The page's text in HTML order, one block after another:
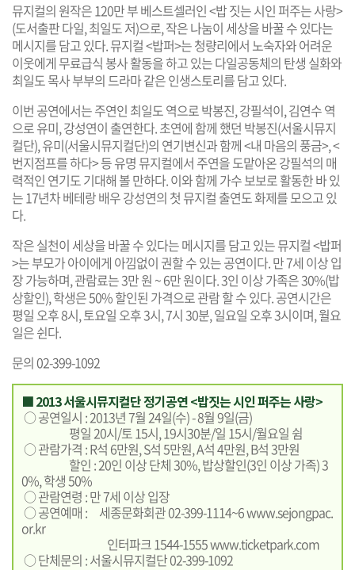
뮤지컬의 원작은 120만 부 베스트셀러인 <밥 짓는 시인 퍼주는 사랑>
(도서출판 다일, 최일도 저)으로, 작은 나눔이 세상을 바꿀 수 있다는
메시지를 담고 있다. 뮤지컬 <밥퍼>는 청량리에서 노숙자와 어려운
이웃에게 무료급식 봉사 활동을 하고 있는 다일공동체의 탄생 실화와
최일도 목사 부부의 드라마 같은 인생스토리를 담고 있다.
이번 공연에서는 주연인 최일도 역으로 박봉진, 강필석이, 김연수 역
으로 유미, 강성연이 출연한다. 초연에 함께 했던 박봉진(서울시뮤지
컬단), 유미(서울시뮤지컬단)의 연기변신과 함께 <내 마음의 풍금>, <
번지점프를 하다> 등 유명 뮤지컬에서 주연을 도맡아온 강필석의 매
력적인 연기도 기대해 볼 만하다. 이와 함께 가수 보보로 활동한 바 있
는 17년차 베테랑 배우 강성연의 첫 뮤지컬 출연도 화제를 모으고 있
다.
작은 실천이 세상을 바꿀 수 있다는 메시지를 담고 있는 뮤지컬 <밥퍼
>는 부모가 아이에게 아낌없이 권할 수 있는 공연이다. 만 7세 이상 입
장 가능하며, 관람료는 3만 원 ~ 6만 원이다. 3인 이상 가족은 30%(밥
상할인), 학생은 50% 할인된 가격으로 관람 할 수 있다. 공연시간은
평일 오후 8시, 토요일 오후 3시, 7시 30분, 일요일 오후 3시이며, 월요
일은 쉰다.
문의 02-399-1092
■ 2013 서울시뮤지컬단 정기공연 <밥짓는 시인 퍼주는 사랑>
○ 공연일시 : 2013년 7월 24일(수) - 8월 9일(금)
평일 20시/토 15시, 19시30분/일 15시/월요일 쉼
○ 관람가격 : R석 6만원, S석 5만원, A석 4만원, B석 3만원
할인 : 20인 이상 단체 30%, 밥상할인(3인 이상 가족) 3
0%, 학생 50%
○ 관람연령 : 만 7세 이상 입장
○ 공연예매 : 세종문화회관 02-399-1114~6www.sejongpac.
or.kr
인터파크 1544-1555www.ticketpark.com
○ 단체문의 : 서울시뮤지컬단 02-399-1092